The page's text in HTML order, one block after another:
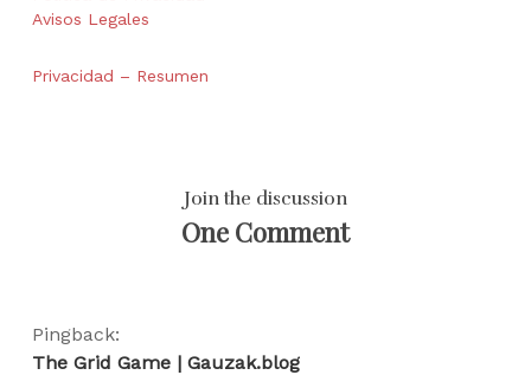
Avisos Legales
Privacidad – Resumen
Join the discussion
One Comment
Pingback:
The Grid Game | Gauzak.blog